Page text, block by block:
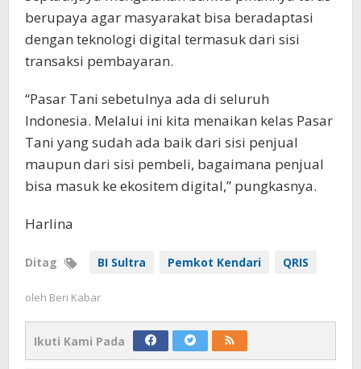
berupaya agar masyarakat bisa beradaptasi
dengan teknologi digital termasuk dari sisi
transaksi pembayaran.
“Pasar Tani sebetulnya ada di seluruh
Indonesia. Melalui ini kita menaikan kelas Pasar
Tani yang sudah ada baik dari sisi penjual
maupun dari sisi pembeli, bagaimana penjual
bisa masuk ke ekositem digital,” pungkasnya.
Harlina
Ditag BI Sultra Pemkot Kendari QRIS
oleh Beri Kabar
Ikuti Kami Pada